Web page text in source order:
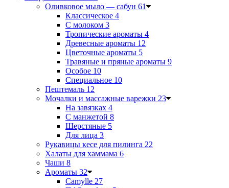
Оливковое мыло — сабун 61
Классическое 4
С молоком 3
Тропические ароматы 4
Древесные ароматы 12
Цветочные ароматы 5
Травяные и пряные ароматы 9
Особое 10
Специальное 10
Пештемаль 12
Мочалки и массажные варежки 23
На завязках 4
С манжетой 8
Шерстяные 5
Для лица 3
Рукавицы кесе для пилинга 22
Халаты для хаммама 6
Чаши 8
Ароматы 32
Camylle 27